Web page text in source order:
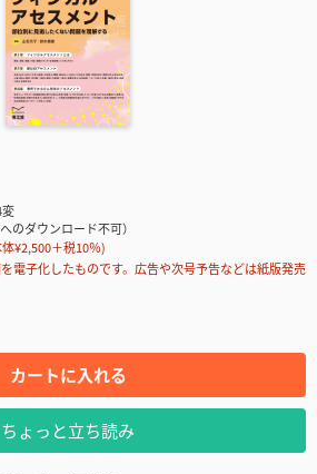
のダウンロード不可）
¥2,500＋税10％)
電子化したものです。広告や次号予告などは紙版発売
カートに入れる
ちょっと立ち読み